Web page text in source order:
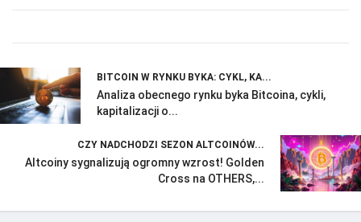
BITCOIN W RYNKU BYKA: CYKL, KA...
Analiza obecnego rynku byka Bitcoina, cykli,
kapitalizacji o...
CZY NADCHODZI SEZON ALTCOINÓW...
Altcoiny sygnalizują ogromny wzrost! Golden
Cross na OTHERS,...